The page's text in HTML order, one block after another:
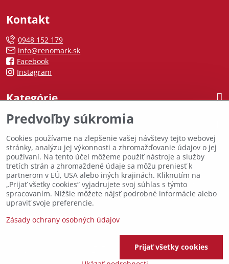
Kontakt
0948 152 179
info@renomark.sk
Facebook
Instagram
Kategórie
Dokumenty
Predajňa Sabinov
Ponúkame široký sortiment skladom ihneď k odberu. Sme tu
pre vás s odborným poradenstvom a kvalitnými produktmi za
skvelé ceny.
Copyright
Zásady ochrany osobných údajov
Predvoľby súkromia
Cookies používame na zlepšenie vašej návštevy tejto webovej
stránky, analýzu jej výkonnosti a zhromažďovanie údajov o jej
používaní. Na tento účel môžeme použiť nástroje a služby
tretích strán a zhromaždené údaje sa môžu preniesť k
partnerom v EÚ, USA alebo iných krajinách. Kliknutím na
„Prijať všetky cookies“ vyjadrujete svoj súhlas s týmto
spracovaním. Nižšie môžete nájsť podrobné informácie alebo
upraviť svoje preferencie.
Zásady ochrany osobných údajov
Prijať všetky cookies